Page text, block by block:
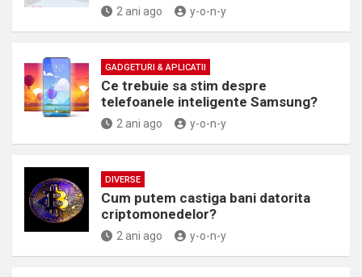
2 ani ago y-o-n-y
GADGETURI & APLICATII
Ce trebuie sa stim despre
telefoanele inteligente Samsung?
2 ani ago y-o-n-y
DIVERSE
Cum putem castiga bani datorita
criptomonedelor?
2 ani ago y-o-n-y